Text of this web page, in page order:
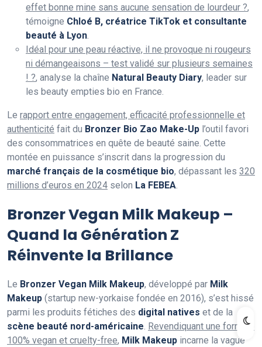
effet bonne mine sans aucune sensation de lourdeur ?,
témoigne Chloé B, créatrice TikTok et consultante
beauté à Lyon.
Idéal pour une peau réactive, il ne provoque ni rougeurs
ni démangeaisons – test validé sur plusieurs semaines
! ?, analyse la chaîne Natural Beauty Diary, leader sur
les beauty empties bio en France.
Le rapport entre engagement, efficacité professionnelle et
authenticité fait du Bronzer Bio Zao Make-Up l’outil favori
des consommatrices en quête de beauté saine. Cette
montée en puissance s’inscrit dans la progression du
marché français de la cosmétique bio, dépassant les 320
millions d’euros en 2024 selon La FEBEA.
Bronzer Vegan Milk Makeup –
Quand la Génération Z
Réinvente la Brillance
Le Bronzer Vegan Milk Makeup, développé par Milk
Makeup (startup new-yorkaise fondée en 2016), s’est hissé
parmi les produits fétiches des digital natives et de la
scène beauté nord-américaine. Revendiquant une formule
100% vegan et cruelty-free, Milk Makeup incarne la vague